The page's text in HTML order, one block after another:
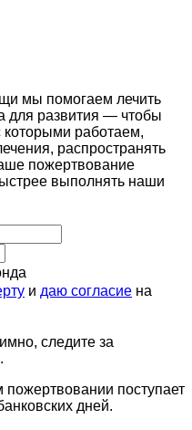
мы помогаем лечить
для развития — чтобы
которыми работаем,
распространять
пожертвование
выполнять наши
и даю согласие на
следите за
поступает
дней.